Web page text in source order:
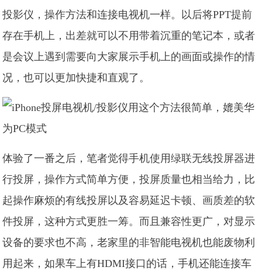
投影仪，操作方法和连接电视机一样。以后将PPT提前
存在手机上，出差就可以不用带着沉重的笔记本，或者
是会议上遇到需要向大家展示手机上的画面或操作的情
况，也可以更加快捷和直观了。
体验了一番之后，笔者觉得手机使用绿联无线投屏器进
行投屏，操作方式简单方便，投屏质量也相当给力，比
起操作麻烦的有线投屏以及容易延迟卡顿、画质差的软
件投屏，这种方式更胜一筹。而且兼容性更广，对显示
设备的要求也不高，老家里的非智能电视机也能废物利
用起来，如果车上有HDMI接口的话，手机还能连接车